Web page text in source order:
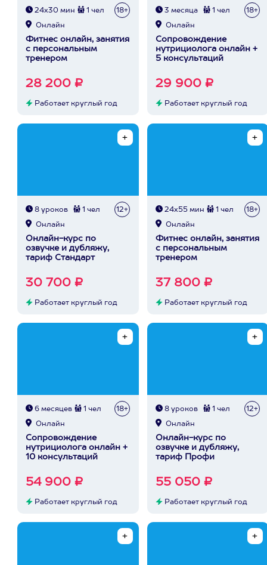
24х30 мин 1 чел 18+
Онлайн
Фитнес онлайн, занятия
с персональным
тренером
28 200 ₽
Работает круглый год
3 месяца 1 чел 18+
Онлайн
Сопровождение
нутрициолога онлайн +
5 консультаций
29 900 ₽
Работает круглый год
8 уроков 1 чел 12+
Онлайн
Онлайн-курс по
озвучке и дубляжу,
тариф Стандарт
30 700 ₽
Работает круглый год
24х55 мин 1 чел 18+
Онлайн
Фитнес онлайн, занятия
с персональным
тренером
37 800 ₽
Работает круглый год
6 месяцев 1 чел 18+
Онлайн
Сопровождение
нутрициолога онлайн +
10 консультаций
54 900 ₽
Работает круглый год
8 уроков 1 чел 12+
Онлайн
Онлайн-курс по
озвучке и дубляжу,
тариф Профи
55 050 ₽
Работает круглый год